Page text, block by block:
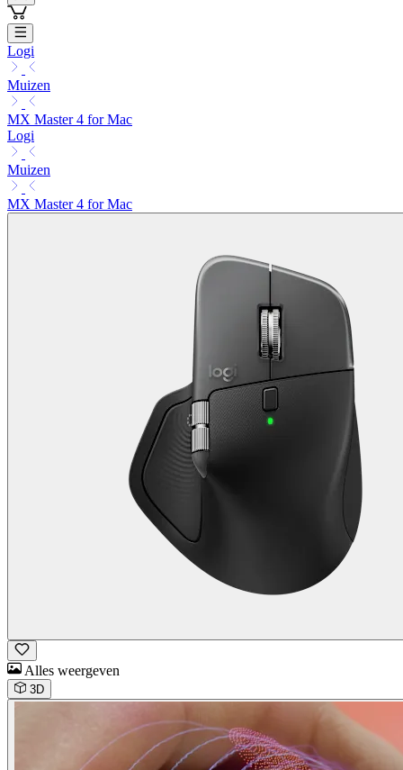
Logi
Muizen
MX Master 4 for Mac
Logi
Muizen
MX Master 4 for Mac
Alles weergeven
3D